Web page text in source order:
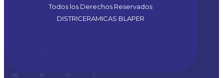
Todos los Derechos Reservados
DISTRICERAMICAS BLAPER